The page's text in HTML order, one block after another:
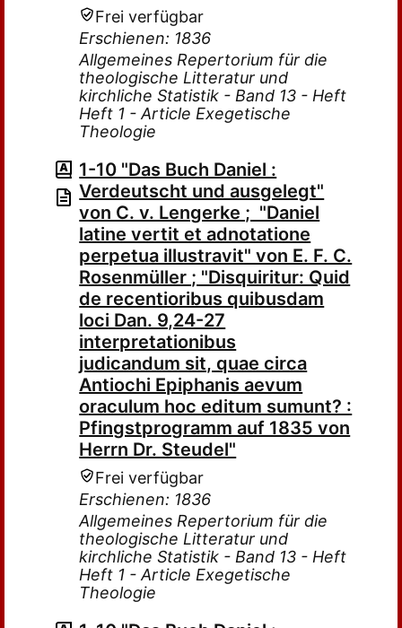
Frei verfügbar
Erschienen: 1836
Allgemeines Repertorium für die
theologische Litteratur und
kirchliche Statistik - Band 13 - Heft
Heft 1 - Article Exegetische
Theologie
1-10 "Das Buch Daniel :
Verdeutscht und ausgelegt"
von C. v. Lengerke ; "Daniel
latine vertit et adnotatione
perpetua illustravit" von E. F. C.
Rosenmüller ; "Disquiritur: Quid
de recentioribus quibusdam
loci Dan. 9,24-27
interpretationibus
judicandum sit, quae circa
Antiochi Epiphanis aevum
oraculum hoc editum sumunt? :
Pfingstprogramm auf 1835 von
Herrn Dr. Steudel"
Frei verfügbar
Erschienen: 1836
Allgemeines Repertorium für die
theologische Litteratur und
kirchliche Statistik - Band 13 - Heft
Heft 1 - Article Exegetische
Theologie